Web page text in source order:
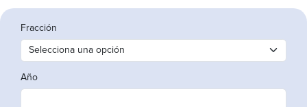
Fracción
Año